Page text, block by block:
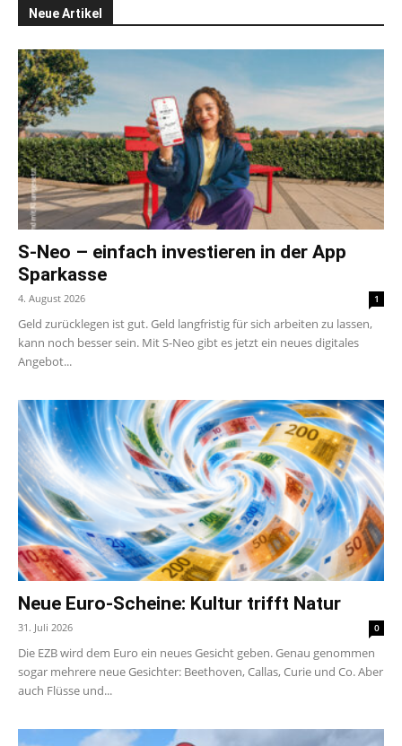
Neue Artikel
S-Neo – einfach investieren in der App
Sparkasse
4. August 2026 1
Geld zurücklegen ist gut. Geld langfristig für sich arbeiten zu lassen,
kann noch besser sein. Mit S-Neo gibt es jetzt ein neues digitales
Angebot...
Neue Euro-Scheine: Kultur trifft Natur
31. Juli 2026 0
Die EZB wird dem Euro ein neues Gesicht geben. Genau genommen
sogar mehrere neue Gesichter: Beethoven, Callas, Curie und Co. Aber
auch Flüsse und...